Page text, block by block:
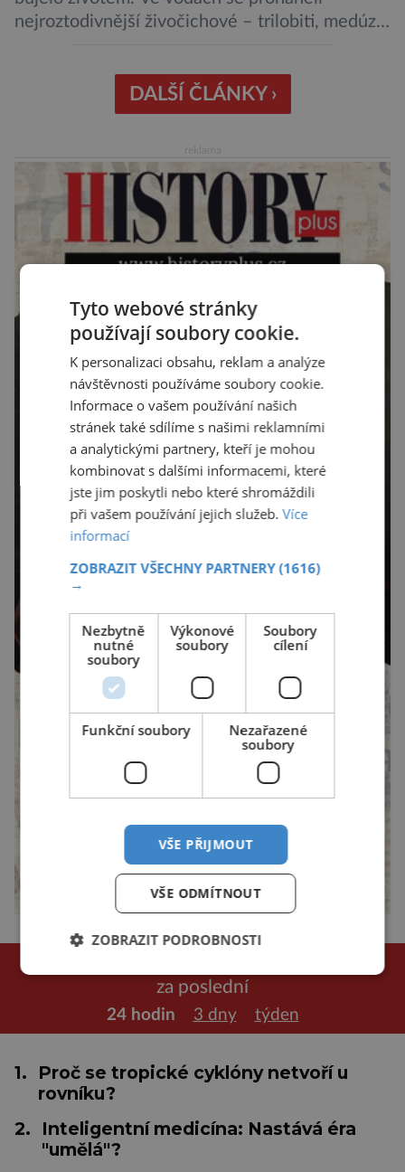
nejroztodivnější živočichové – trilobiti, medúzy
zárodky zbraní typických pro dnešní pavouky.
Pavouci, štíři či klíšťata jsou členovci patřící do
chelicerami, které u nich představují právě […]
DALŠÍ ČLÁNKY ›
za poslední
24 hodin 3 dny týden
1.
Proč se tropické cyklóny netvoří u
rovníku?
2.
Inteligentní medicína: Nastává éra
"umělá"?
Tyto webové stránky
používají soubory cookie.
K personalizaci obsahu, reklam a analýze
návštěvnosti používáme soubory cookie.
Informace o vašem používání našich
stránek také sdílíme s našimi reklamními
a analytickými partnery, kteří je mohou
kombinovat s dalšími informacemi, které
jste jim poskytli nebo které shromáždili
při vašem používání jejich služeb.Více
informací
ZOBRAZIT VŠECHNY PARTNERY(1616)
→
Nezbytně
nutné
soubory
Výkonové
soubory
Soubory
cílení
Funkční soubory
Nezařazené
soubory
VŠE PŘIJMOUT
VŠE ODMÍTNOUT
ZOBRAZIT PODROBNOSTI